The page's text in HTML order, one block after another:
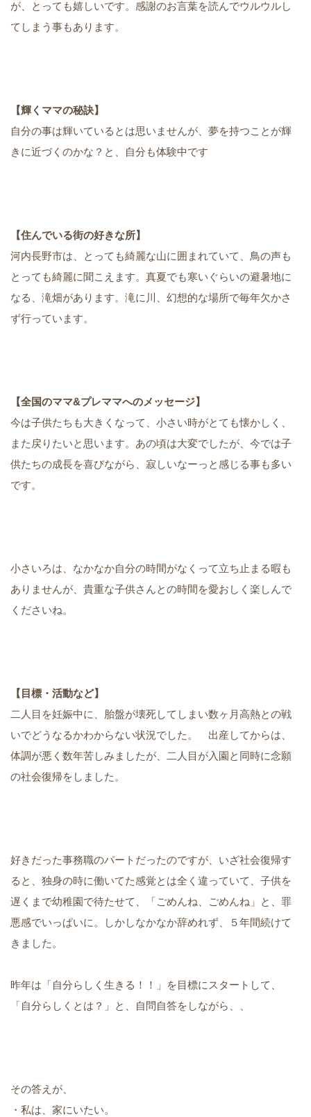
が、とっても嬉しいです。感謝のお言葉を読んでウルウルし
てしまう事もあります。
【輝くママの秘訣】
自分の事は輝いているとは思いませんが、夢を持つことが輝
きに近づくのかな？と、自分も体験中です
【住んでいる街の好きな所】
河内長野市は、とっても綺麗な山に囲まれていて、鳥の声も
とっても綺麗に聞こえます。真夏でも寒いぐらいの避暑地に
なる、滝畑があります。滝に川、幻想的な場所で毎年欠かさ
ず行っています。
【全国のママ&プレママへのメッセージ】
今は子供たちも大きくなって、小さい時がとても懐かしく、
また戻りたいと思います。あの頃は大変でしたが、今では子
供たちの成長を喜びながら、寂しいなーっと感じる事も多い
です。
小さいろは、なかなか自分の時間がなくって立ち止まる暇も
ありませんが、貴重な子供さんとの時間を愛おしく楽しんで
くださいね。
【目標・活動など】
二人目を妊娠中に、胎盤が壊死してしまい数ヶ月高熱との戦
いでどうなるかわからない状況でした。 出産してからは、
体調が悪く数年苦しみましたが、二人目が入園と同時に念願
の社会復帰をしました。
好きだった事務職のパートだったのですが、いざ社会復帰す
ると、独身の時に働いてた感覚とは全く違っていて、子供を
遅くまで幼稚園で待たせて、「ごめんね、ごめんね」と、罪
悪感でいっぱいに。しかしなかなか辞めれず、５年間続けて
きました。
昨年は「自分らしく生きる！！」を目標にスタートして、
「自分らしくとは？」と、自問自答をしながら、、
その答えが、
・私は、家にいたい。